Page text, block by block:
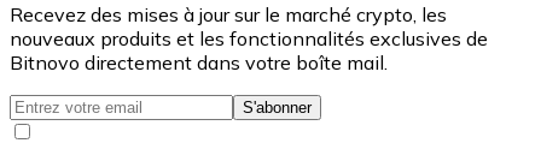
Recevez des mises à jour sur le marché crypto, les
nouveaux produits et les fonctionnalités exclusives de
Bitnovo directement dans votre boîte mail.
S'abonner